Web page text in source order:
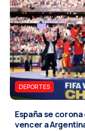
DEPORTES
España se
vencer a